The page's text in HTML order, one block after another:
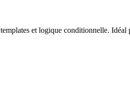
et logique conditionnelle.